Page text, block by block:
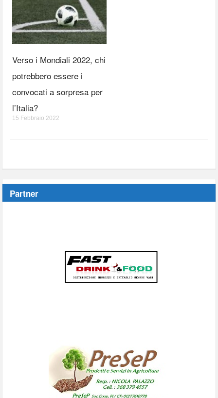
Verso i Mondiali 2022, chi
potrebbero essere i
convocati a sorpresa per
l’Italia?
15 Febbraio 2022
Partner